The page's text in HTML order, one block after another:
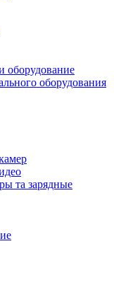
оборудование
оборудования
та зарядные